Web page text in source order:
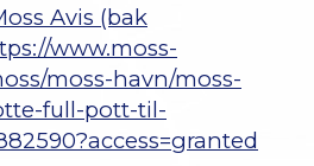
Avis (bak
www.moss-
moss-havn/moss-
full-pott-til-